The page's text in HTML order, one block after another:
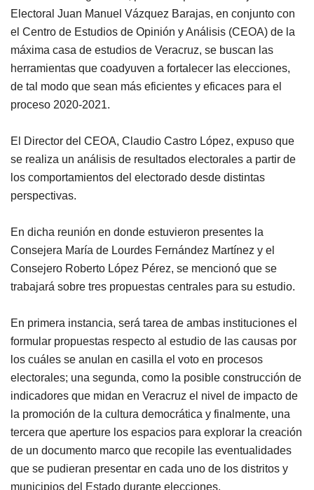
Electoral Juan Manuel Vázquez Barajas, en conjunto con
el Centro de Estudios de Opinión y Análisis (CEOA) de la
máxima casa de estudios de Veracruz, se buscan las
herramientas que coadyuven a fortalecer las elecciones,
de tal modo que sean más eficientes y eficaces para el
proceso 2020-2021.
El Director del CEOA, Claudio Castro López, expuso que
se realiza un análisis de resultados electorales a partir de
los comportamientos del electorado desde distintas
perspectivas.
En dicha reunión en donde estuvieron presentes la
Consejera María de Lourdes Fernández Martínez y el
Consejero Roberto López Pérez, se mencionó que se
trabajará sobre tres propuestas centrales para su estudio.
En primera instancia, será tarea de ambas instituciones el
formular propuestas respecto al estudio de las causas por
los cuáles se anulan en casilla el voto en procesos
electorales; una segunda, como la posible construcción de
indicadores que midan en Veracruz el nivel de impacto de
la promoción de la cultura democrática y finalmente, una
tercera que aperture los espacios para explorar la creación
de un documento marco que recopile las eventualidades
que se pudieran presentar en cada uno de los distritos y
municipios del Estado durante elecciones.